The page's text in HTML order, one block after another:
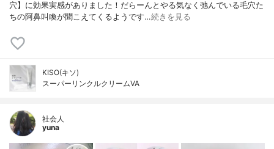
穴】に効果実感がありました！だらーんとやる気なく弛んでいる毛穴た
ちの阿鼻叫喚が聞こえてくるようです…続きを見る
KISO(キソ)
スーパーリンクルクリームVA
社会人
yuna